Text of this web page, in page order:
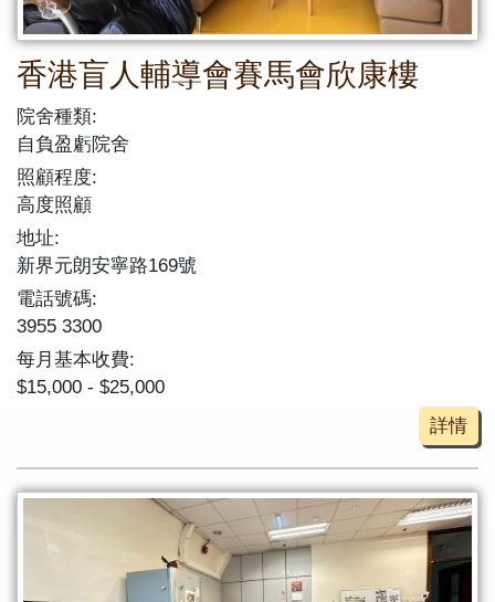
香港盲人輔導會賽馬會欣康樓
院舍種類:
自負盈虧院舍
照顧程度:
高度照顧
地址:
新界元朗安寧路169號
電話號碼:
3955 3300
每月基本收費:
$15,000 - $25,000
詳情